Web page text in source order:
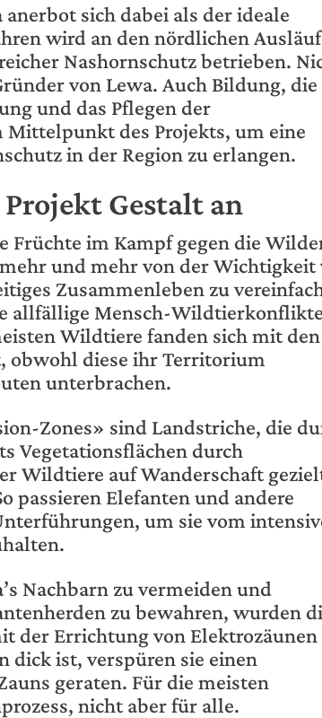
sich dabei als der ideale
wird an den nördlichen
Nashornschutz betrieben.
von Lewa. Auch Bildung, die
und das Pflegen der
Mittelpunkt des Projekts, um eine
in der Region zu erlangen.
Gestalt an
Früchte im Kampf gegen die
und mehr von der Wichtigkeit
Zusammenleben zu
allfällige Mensch-Wildtierkonflikte
Wildtiere fanden sich mit den
obwohl diese ihr Territorium
unterbrachen.
Zones» sind Landstriche, die
Vegetationsflächen durch
Wildtiere auf Wanderschaft
passieren Elefanten und andere
um sie vom
Nachbarn zu vermeiden und
zu bewahren, wurden
der Errichtung von Elektrozäunen
dick ist, verspüren sie einen
geraten. Für die meisten
nicht aber für alle.